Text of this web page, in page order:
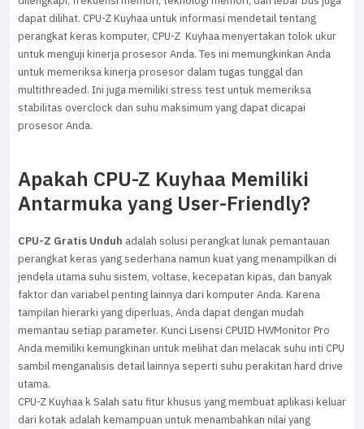
dapat dilihat. CPU-Z Kuyhaa untuk informasi mendetail tentang
perangkat keras komputer, CPU-Z Kuyhaa menyertakan tolok ukur
untuk menguji kinerja prosesor Anda. Tes ini memungkinkan Anda
untuk memeriksa kinerja prosesor dalam tugas tunggal dan
multithreaded. Ini juga memiliki stress test untuk memeriksa
stabilitas overclock dan suhu maksimum yang dapat dicapai
prosesor Anda.
Apakah CPU-Z Kuyhaa Memiliki
Antarmuka yang User-Friendly?
CPU-Z Gratis Unduh adalah solusi perangkat lunak pemantauan
perangkat keras yang sederhana namun kuat yang menampilkan di
jendela utama suhu sistem, voltase, kecepatan kipas, dan banyak
faktor dan variabel penting lainnya dari komputer Anda. Karena
tampilan hierarki yang diperluas, Anda dapat dengan mudah
memantau setiap parameter. Kunci Lisensi CPUID HWMonitor Pro
Anda memiliki kemungkinan untuk melihat dan melacak suhu inti CPU
sambil menganalisis detail lainnya seperti suhu perakitan hard drive
utama.
CPU-Z Kuyhaa k Salah satu fitur khusus yang membuat aplikasi keluar
dari kotak adalah kemampuan untuk menambahkan nilai yang